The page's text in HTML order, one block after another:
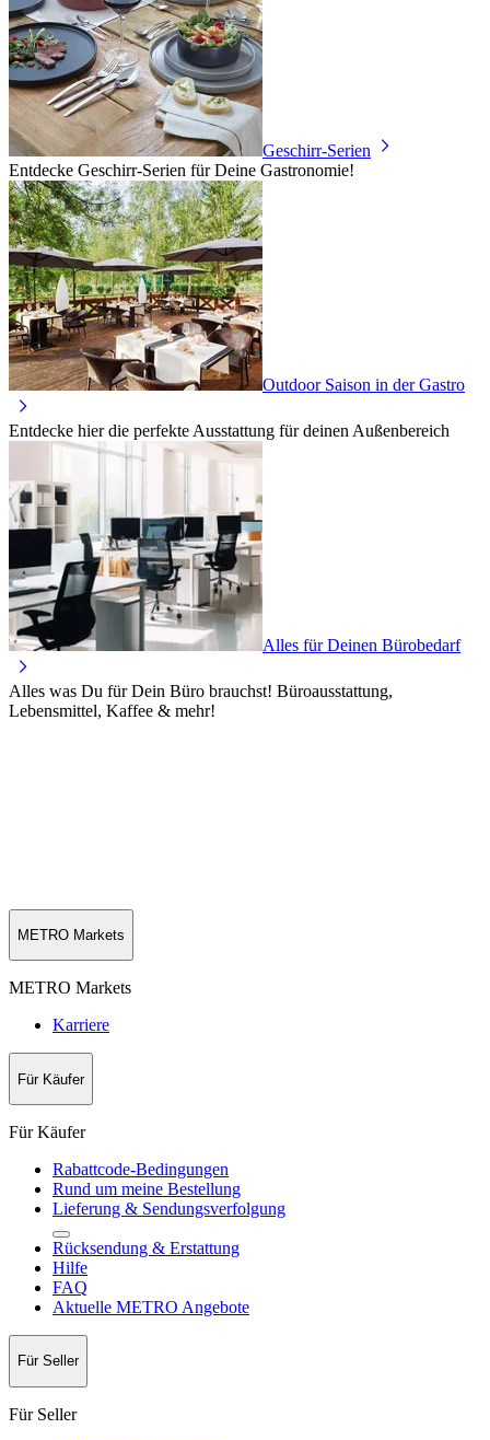
Geschirr-Serien
Entdecke Geschirr-Serien für Deine Gastronomie!
Outdoor Saison in der Gastro
Entdecke hier die perfekte Ausstattung für deinen Außenbereich
Alles für Deinen Bürobedarf
Alles was Du für Dein Büro brauchst! Büroausstattung,
Lebensmittel, Kaffee & mehr!
METRO Markets
METRO Markets
Karriere
Für Käufer
Für Käufer
Rabattcode-Bedingungen
Rund um meine Bestellung
Lieferung & Sendungsverfolgung
Rücksendung & Erstattung
Hilfe
FAQ
Aktuelle METRO Angebote
Für Seller
Für Seller